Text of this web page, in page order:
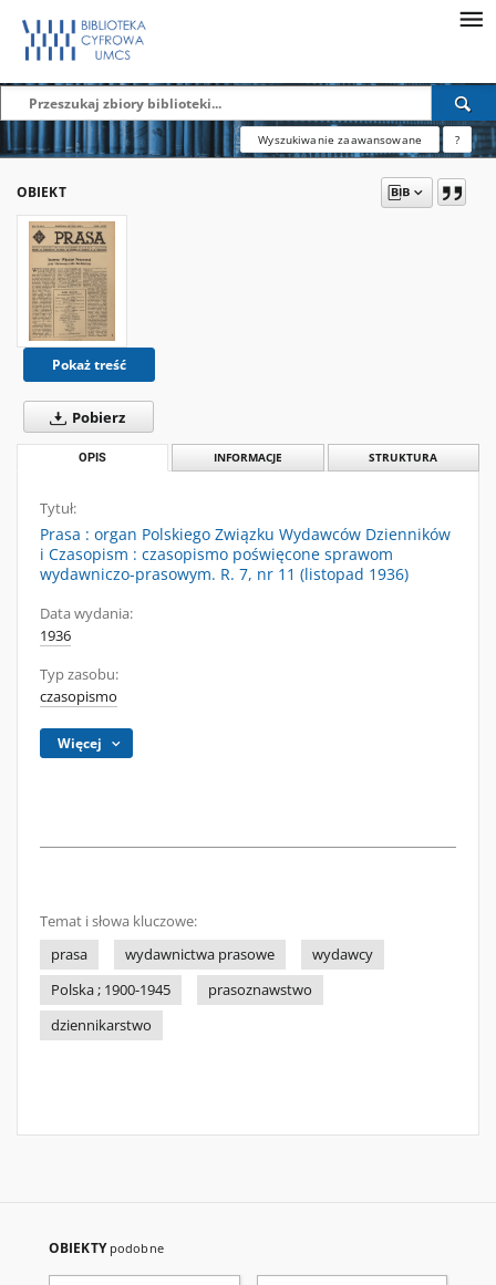
Wyszukiwanie zaawansowane ?
OBIEKT
Pokaż treść
Pobierz
OPIS INFORMACJE STRUKTURA
Tytuł:
Prasa : organ Polskiego Związku Wydawców Dzienników
i Czasopism : czasopismo poświęcone sprawom
wydawniczo-prasowym. R. 7, nr 11 (listopad 1936)
Data wydania:
1936
Typ zasobu:
czasopismo
Więcej
Temat i słowa kluczowe:
prasa
wydawnictwa prasowe
wydawcy
Polska ; 1900-1945
prasoznawstwo
dziennikarstwo
OBIEKTY podobne